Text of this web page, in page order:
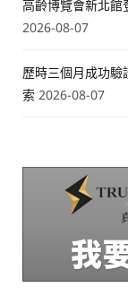
高齡博覽會新北館
2026-08-07
歷時三個月成功
索 2026-08-07